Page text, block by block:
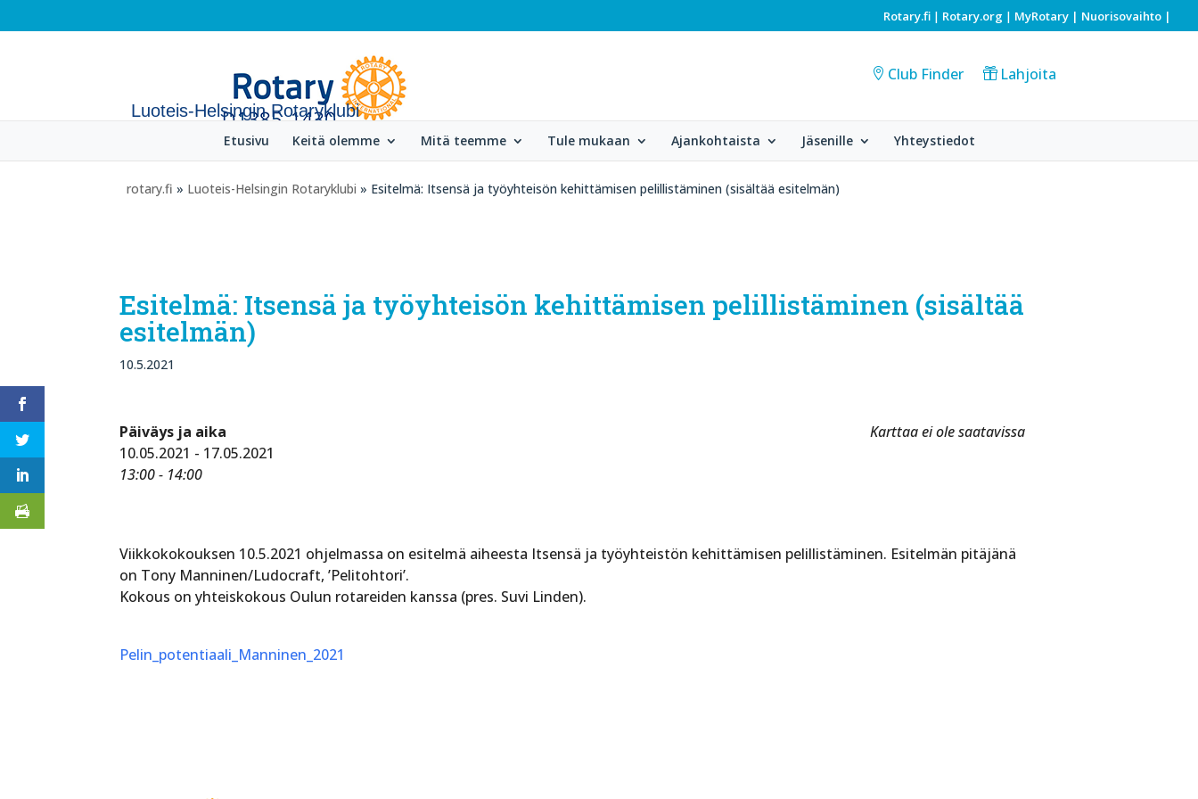
Rotary.fi | Rotary.org | MyRotary | Nuorisovaihto |
Luoteis-Helsingin Rotaryklubi
Club Finder Lahjoita
Etusivu Keitä olemme Mitä teemme Tule mukaan Ajankohtaista Jäsenille Yhteystiedot
rotary.fi » Luoteis-Helsingin Rotaryklubi » Esitelmä: Itsensä ja työyhteisön kehittämisen pelillistäminen (sisältää esitelmän)
Esitelmä: Itsensä ja työyhteisön kehittämisen pelillistäminen (sisältää
esitelmän)
10.5.2021
Karttaa ei ole saatavissa
Päiväys ja aika
10.05.2021 - 17.05.2021
13:00 - 14:00
Viikkokokouksen 10.5.2021 ohjelmassa on esitelmä aiheesta Itsensä ja työyhteistön kehittämisen pelillistäminen. Esitelmän pitäjänä
on Tony Manninen/Ludocraft, ’Pelitohtori’.
Kokous on yhteiskokous Oulun rotareiden kanssa (pres. Suvi Linden).
Pelin_potentiaali_Manninen_2021